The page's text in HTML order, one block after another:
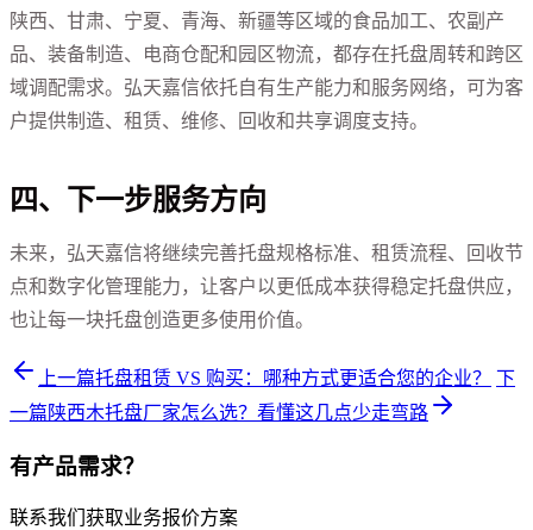
陕西、甘肃、宁夏、青海、新疆等区域的食品加工、农副产
品、装备制造、电商仓配和园区物流，都存在托盘周转和跨区
域调配需求。弘天嘉信依托自有生产能力和服务网络，可为客
户提供制造、租赁、维修、回收和共享调度支持。
四、下一步服务方向
未来，弘天嘉信将继续完善托盘规格标准、租赁流程、回收节
点和数字化管理能力，让客户以更低成本获得稳定托盘供应，
也让每一块托盘创造更多使用价值。
上一篇托盘租赁 VS 购买：哪种方式更适合您的企业？
下
一篇陕西木托盘厂家怎么选？看懂这几点少走弯路
有产品需求？
联系我们获取业务报价方案